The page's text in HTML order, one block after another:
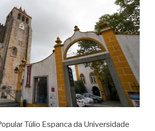
Túlio Espanca da Universidade